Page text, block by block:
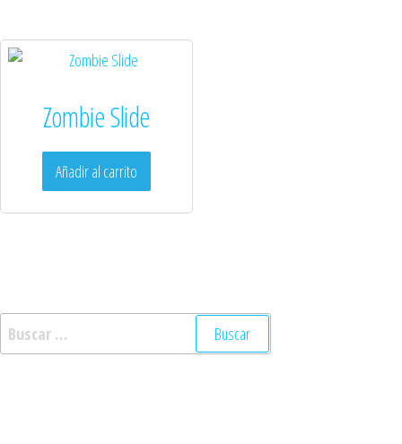
Zombie Slide
Añadir al carrito